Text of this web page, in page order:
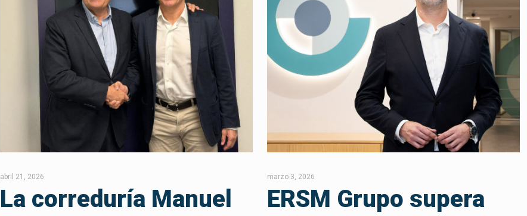
abril 21, 2026
La correduría Manuel
marzo 3, 2026
ERSM Grupo supera